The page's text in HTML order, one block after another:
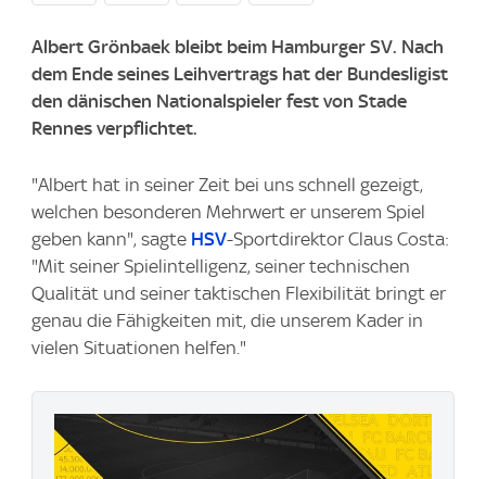
Albert Grönbaek bleibt beim Hamburger SV. Nach
dem Ende seines Leihvertrags hat der Bundesligist
den dänischen Nationalspieler fest von Stade
Rennes verpflichtet.
"Albert hat in seiner Zeit bei uns schnell gezeigt,
welchen besonderen Mehrwert er unserem Spiel
geben kann", sagte HSV-Sportdirektor Claus Costa:
"Mit seiner Spielintelligenz, seiner technischen
Qualität und seiner taktischen Flexibilität bringt er
genau die Fähigkeiten mit, die unserem Kader in
vielen Situationen helfen."